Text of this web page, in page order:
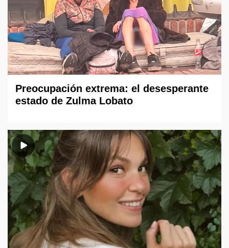
Preocupación extrema: el desesperante
estado de Zulma Lobato